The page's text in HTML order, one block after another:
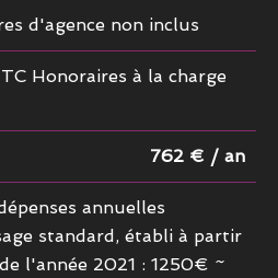
d'agence non inclus
Honoraires à la charge
762 € / an
annuelles
standard, établi à partir
l'année 2021 : 1250€ ~